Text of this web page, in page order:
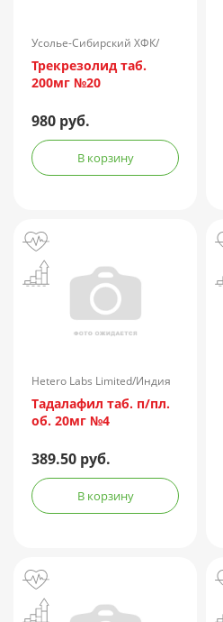
Усолье-Сибирский ХФК/
Россия
Трекрезолид таб.
200мг №20
980 руб.
В корзину
Hetero Labs Limited/Индия
Тадалафил таб. п/пл.
об. 20мг №4
389.50 руб.
В корзину